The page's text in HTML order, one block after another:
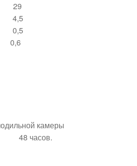
камеры